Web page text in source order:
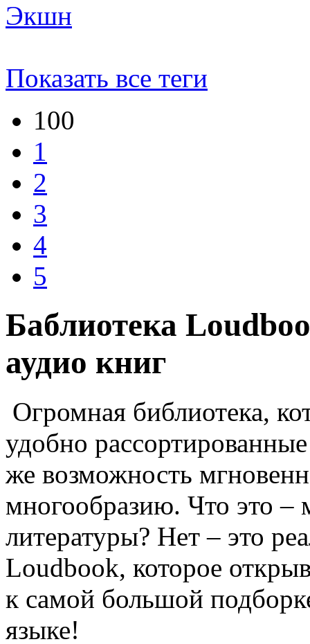
Экшн
Показать все теги
100
1
2
3
4
5
Баблиотека
аудио книг
Огромная библиотека,
удобно
же возможность
многообразию. Что это –
литературы? Нет – это
Loudbook, которое
к самой большой
языке!